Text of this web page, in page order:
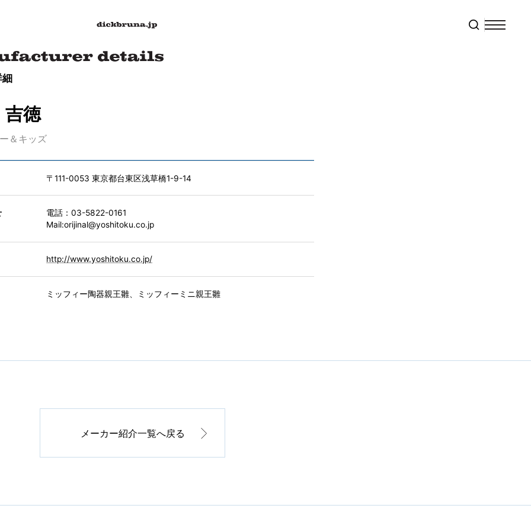
吉徳
＆キッズ
〒111-0053 東京都台東区浅草橋1-9-14
電話：03-5822-0161
Mail:orijinal@yoshitoku.co.jp
http://www.yoshitoku.co.jp/
ミッフィー陶器親王雛、ミッフィーミニ親王雛
メーカー紹介一覧へ戻る